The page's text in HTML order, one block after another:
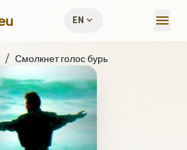
EN expand_more menu
/ Смолкнет голос бурь